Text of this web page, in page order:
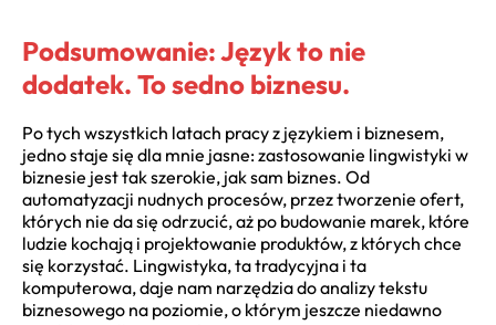
Podsumowanie: Język to nie
dodatek. To sedno biznesu.
Po tych wszystkich latach pracy z językiem i biznesem,
jedno staje się dla mnie jasne: zastosowanie lingwistyki w
biznesie jest tak szerokie, jak sam biznes. Od
automatyzacji nudnych procesów, przez tworzenie ofert,
których nie da się odrzucić, aż po budowanie marek, które
ludzie kochają i projektowanie produktów, z których chce
się korzystać. Lingwistyka, ta tradycyjna i ta
komputerowa, daje nam narzędzia do analizy tekstu
biznesowego na poziomie, o którym jeszcze niedawno